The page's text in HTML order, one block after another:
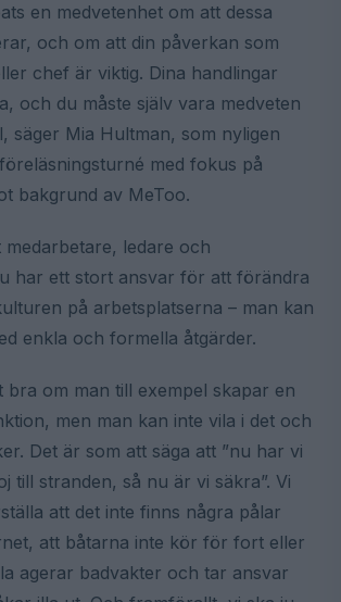
en medvetenhet om att dessa
och om att din påverkan som
chef är viktig. Dina handlingar
och du måste själv vara medveten
säger Mia Hultman, som nyligen
med fokus på
bakgrund av MeToo.
ledare och
har ett stort ansvar för att förändra
på arbetsplatserna – man kan
enkla och formella åtgärder.
bra om man till exempel skapar en
men man kan inte vila i det och
Det är som att säga att ”nu har vi
till stranden, så nu är vi säkra”. Vi
att det inte finns några pålar
att båtarna inte kör för fort eller
agerar badvakter och tar ansvar